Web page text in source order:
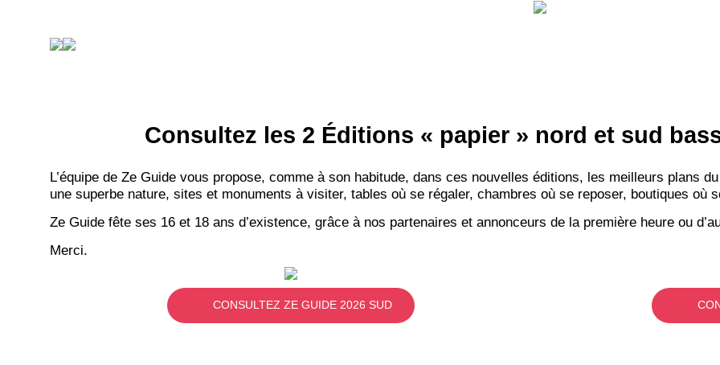
Consultez les 2 Éditions « papier » nord et sud
L’équipe de Ze Guide vous propose, comme à son habitude, dans ces nouvelles éditions, les meilleurs plans
une superbe nature, sites et monuments à visiter, tables où se régaler, chambres où se reposer, boutiques où
Ze Guide fête ses 16 et 18 ans d’existence, grâce à nos partenaires et annonceurs de la première heure ou
Merci.
CONSULTEZ ZE GUIDE 2026 SUD